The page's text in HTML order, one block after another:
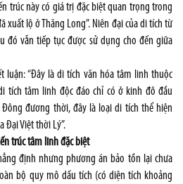
trúc này có giá trị đặc biệt quan trọng trong
xuất lộ ở Thăng Long”. Niên đại của di tích từ
đó vẫn tiếp tục được sử dụng cho đến giữa
luận: “Đây là di tích văn hóa tâm linh thuộc
tích tâm linh độc đáo chỉ có ở kinh đô đầu
Đông đương thời, đây là loại di tích thể hiện
Đại Việt thời Lý”.
trúc tâm linh đặc biệt
định nhưng phương án bảo tồn lại chưa
bộ quy mô dấu tích (có diện tích khoảng